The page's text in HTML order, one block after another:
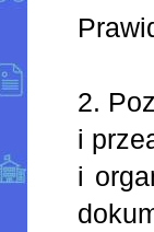
2.
i
i